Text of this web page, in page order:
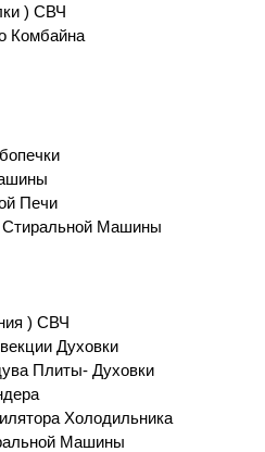
) СВЧ
Комбайна
Печи
Стиральной Машины
) СВЧ
Духовки
Плиты- Духовки
Холодильника
Машины